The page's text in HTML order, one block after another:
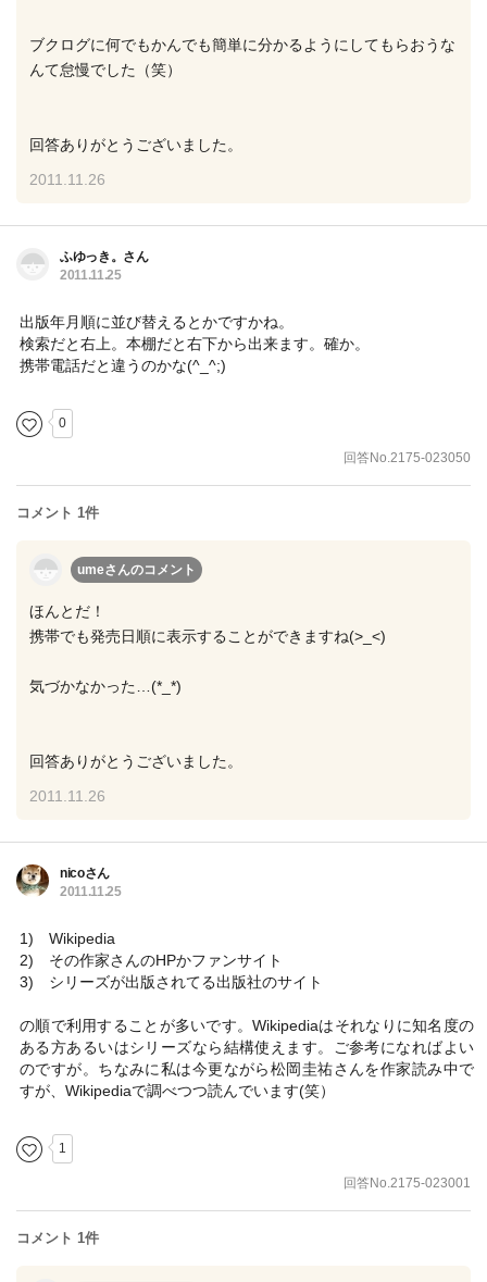
ブクログに何でもかんでも簡単に分かるようにしてもらおうな
んて怠慢でした（笑）
回答ありがとうございました。
2011.11.26
ふゆっき。さん
2011.11.25
出版年月順に並び替えるとかですかね。
検索だと右上。本棚だと右下から出来ます。確か。
携帯電話だと違うのかな(^_^;)
0
回答No.2175-023050
コメント 1件
umeさんのコメント
ほんとだ！
携帯でも発売日順に表示することができますね(>_<)
気づかなかった…(*_*)
回答ありがとうございました。
2011.11.26
nicoさん
2011.11.25
1) Wikipedia
2) その作家さんのHPかファンサイト
3) シリーズが出版されてる出版社のサイト
の順で利用することが多いです。Wikipediaはそれなりに知名度の
ある方あるいはシリーズなら結構使えます。ご参考になればよい
のですが。ちなみに私は今更ながら松岡圭祐さんを作家読み中で
すが、Wikipediaで調べつつ読んでいます(笑）
1
回答No.2175-023001
コメント 1件